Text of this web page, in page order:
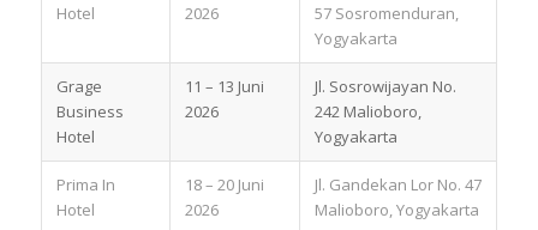
Hotel
2026
57 Sosromenduran,
Yogyakarta
Grage
Business
Hotel
11 – 13 Juni
2026
Jl. Sosrowijayan No.
242 Malioboro,
Yogyakarta
Prima In
Hotel
18 – 20 Juni
2026
Jl. Gandekan Lor No. 47
Malioboro, Yogyakarta